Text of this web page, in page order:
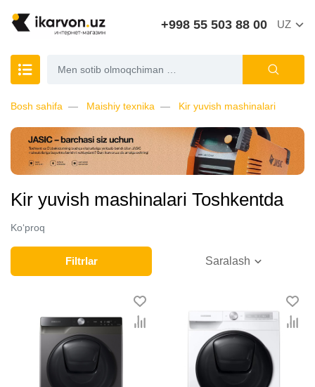
+998 55 503 88 00 UZ
Bosh sahifa Maishiy texnika Kir yuvish mashinalari
Kir yuvish mashinalari Toshkentda
Ko‘proq
Filtrlar Saralash